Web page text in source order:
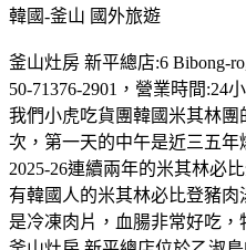
韓國-釜山 國外旅遊
釜山灶房 新平總店:6 Bibong-
50-71376-2901，營業時間:24
我們小虎吃貨團韓國米其林
次，第一天的中午是近三五年
2025-26連續兩年的米其林必
有韓國人的米其林必比登豬
是冷凍肉片，血腸非常好吃，